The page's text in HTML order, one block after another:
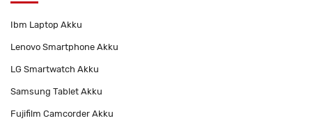
Ibm Laptop Akku
Lenovo Smartphone Akku
LG Smartwatch Akku
Samsung Tablet Akku
Fujifilm Camcorder Akku